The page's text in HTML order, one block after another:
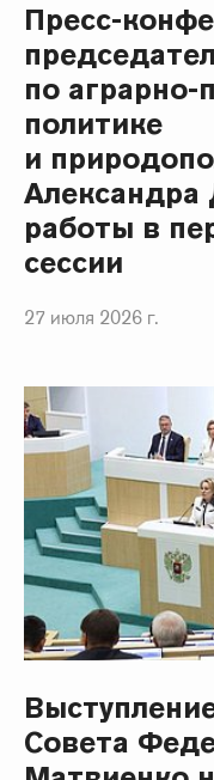
Пресс-
по аграрно-
политике
и
работы в
сессии
27 июля 2026 г.
Совета